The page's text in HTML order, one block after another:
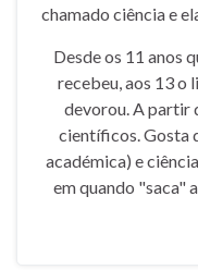
chamado ciência e
Desde os 11 anos
recebeu, aos 13 o
devorou. A partir
científicos. Gosta
académica) e
em quando "saca"